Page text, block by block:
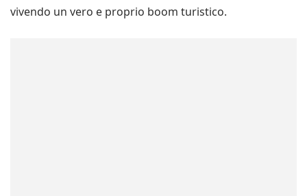
vivendo un vero e proprio boom turistico.